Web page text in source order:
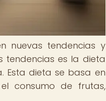
nuevas tendencias y
tendencias es la dieta
Esta dieta se basa en
consumo de frutas,